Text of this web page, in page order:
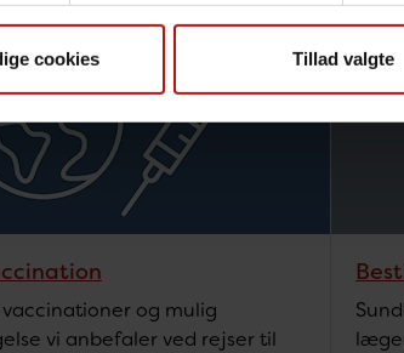
cookies Tillad valgte
vaccinationer og mulig
vi anbefaler ved rejser til